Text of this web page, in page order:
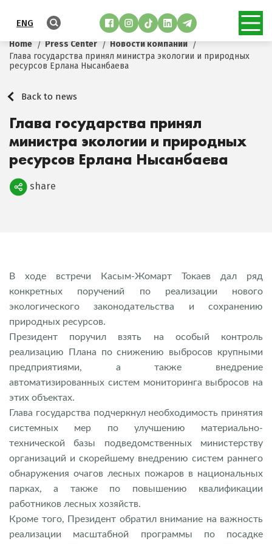
ENG
Home Press Center
Новости компании
Глава государства принял министра экологии и природных
ресурсов Ерлана Нысанбаева
Back to news
Глава государства принял
министра экологии и природных
ресурсов Ерлана Нысанбаева
Поделиться
share
В ходе встречи Касым-Жомарт Токаев дал ряд
конкретных поручений по реализации нового
экологического законодательства и сохранению
природных ресурсов.
Президент поручил взять на особый контроль
реализацию Плана по снижению выбросов крупными
предприятиями, а также внедрение
автоматизированных систем мониторинга выбросов на
этих объектах.
Глава государства подчеркнул необходимость принятия
системных мер по улучшению материально-
технической базы подведомственных министерству
организаций и скорейшему внедрению систем раннего
обнаружения очагов лесных пожаров в национальных
парках, а также по повышению квалификации
работников лесных хозяйств.
Кроме того, Президент обратил внимание на важность
реализации масштабной программы по посадке